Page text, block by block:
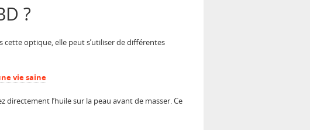
?
cette optique, elle peut s’utiliser de différentes
vie saine
l’huile sur la peau avant de masser. Ce